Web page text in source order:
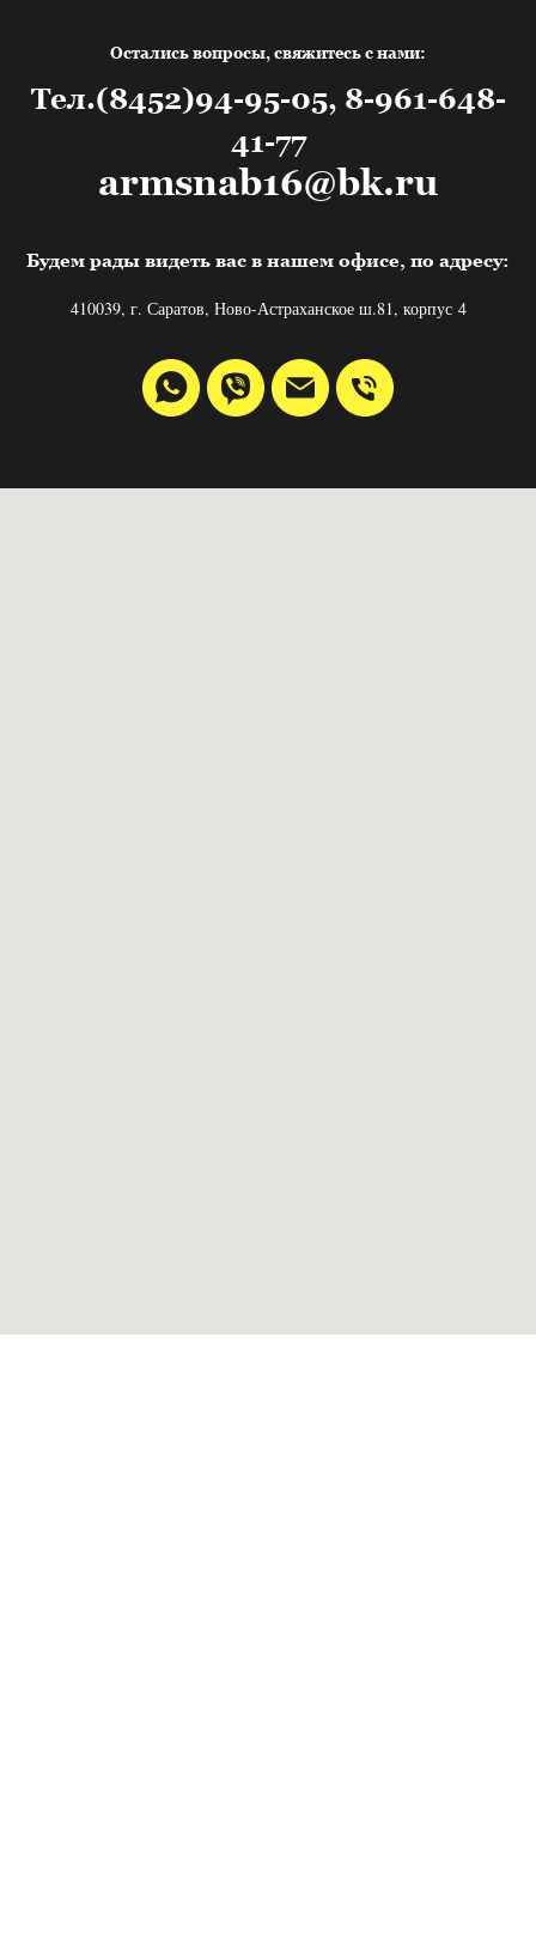
Остались вопросы, свяжитесь с нами:
Тел.(8452)94-95-05, 8-961-648-
41-77
armsnab16@bk.ru
Будем рады видеть вас в нашем офисе, по адресу:
410039, г. Саратов, Ново-Астраханское ш.81, корпус 4